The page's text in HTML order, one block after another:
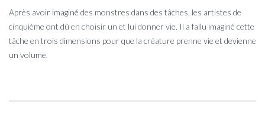
Après avoir imaginé des monstres dans des tâches, les artistes de
cinquième ont dû en choisir un et lui donner vie. Il a fallu imaginé cette
tâche en trois dimensions pour que la créature prenne vie et devienne
un volume.